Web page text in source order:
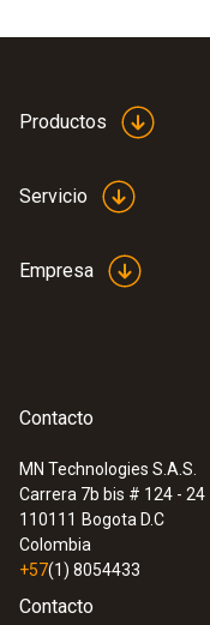
Productos
Servicio
Empresa
Contacto
MN Technologies S.A.S.
Carrera 7b bis # 124 - 24
110111 Bogota D.C
Colombia
+57(1) 8054433
Contacto